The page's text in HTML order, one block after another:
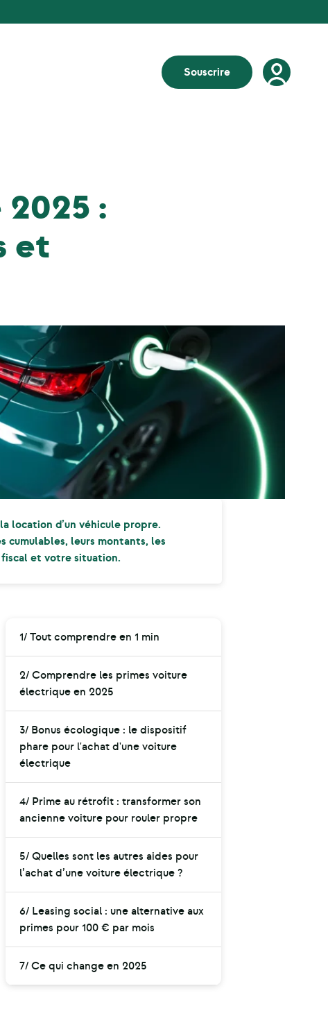
Souscrire
:
et
location d’un véhicule propre.
cumulables, leurs montants, les
et votre situation.
1/ Tout comprendre en 1 min
2/ Comprendre les primes voiture
électrique en 2025
3/ Bonus écologique : le dispositif
phare pour l'achat d'une voiture
électrique
4/ Prime au rétrofit : transformer son
ancienne voiture pour rouler propre
5/ Quelles sont les autres aides pour
l’achat d’une voiture électrique ?
6/ Leasing social : une alternative aux
primes pour 100 € par mois
7/ Ce qui change en 2025